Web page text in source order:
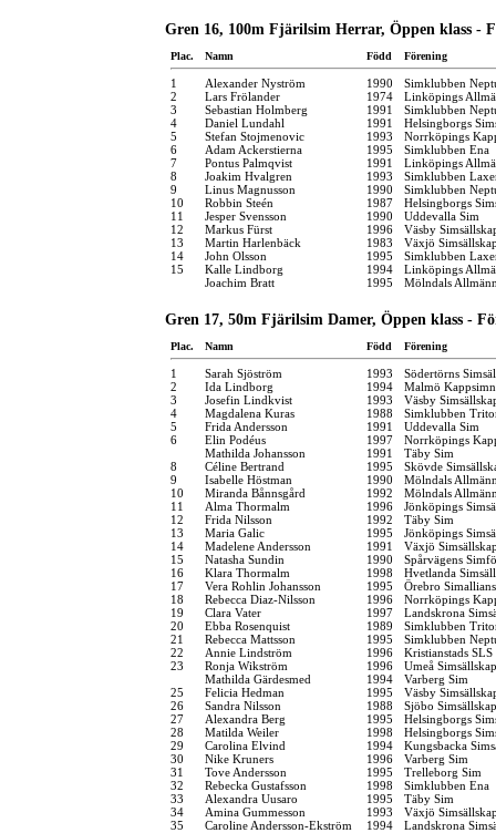
Gren 16, 100m Fjärilsim Herrar, Öppen klass -
Plac. Namn Född Förening
1 Alexander Nyström 1990
Simklubben
2
Lars Frölander 1974
Linköpings
3
Sebastian Holmberg 1991
Simklubben
4
Daniel Lundahl 1991
Helsingborgs
5
Stefan Stojmenovic 1993
Norrköpings
6
Adam Ackerstierna 1995
Simklubben Ena
7
Pontus Palmqvist 1991
Linköpings
8
Joakim Hvalgren 1993
Simklubben
9
Linus Magnusson 1990
Simklubben
10
Robbin Steén 1987
Helsingborgs
11
Jesper Svensson 1990
Uddevalla Sim
12
Markus Fürst 1996
Väsby
13
Martin Harlenbäck 1983
Växjö
14
John Olsson 1995
Simklubben
15
Kalle Lindborg 1994
Linköpings
Joachim Bratt
1995 Mölndals
Gren 17, 50m Fjärilsim Damer, Öppen klass -
Plac. Namn Född Förening
1 Sarah Sjöström 1993
Södertörns
2
Ida Lindborg 1994
Malmö
3
Josefin Lindkvist 1993
Väsby
4
Magdalena Kuras 1988
Simklubben
5
Frida Andersson 1991
Uddevalla Sim
6
Elin Podéus 1997
Norrköpings
Mathilda Johansson
1991
Täby Sim
8
Céline Bertrand 1995
Skövde
9
Isabelle Höstman 1990
Mölndals
10
Miranda Bånnsgård 1992
Mölndals
11
Alma Thormalm 1996
Jönköpings
12
Frida Nilsson 1992
Täby Sim
13
Maria Galic 1995
Jönköpings
14
Madelene Andersson 1991
Växjö
15
Natasha Sundin 1990
Spårvägens
16
Klara Thormalm 1998
Hvetlanda
17
Vera Rohlin Johansson 1995
Örebro Simallians
18
Rebecca Diaz-Nilsson 1996
Norrköpings
19
Clara Vater 1997
Landskrona
20
Ebba Rosenquist 1989
Simklubben
21
Rebecca Mattsson 1995
Simklubben
22
Annie Lindström 1996
Kristianstads SLS
23
Ronja Wikström 1996
Umeå Simsällskap
Mathilda Gärdesmed
1994
Varberg Sim
25
Felicia Hedman 1995
Väsby
26
Sandra Nilsson 1988
Sjöbo Simsällskap
27
Alexandra Berg 1995
Helsingborgs
28
Matilda Weiler 1998
Helsingborgs
29
Carolina Elvind 1994
Kungsbacka
30
Nike Kruners 1996
Varberg Sim
31
Tove Andersson 1995
Trelleborg Sim
32
Rebecka Gustafsson 1998
Simklubben Ena
33
Alexandra Uusaro 1995
Täby Sim
34
Amina Gummesson 1993
Växjö
35
Caroline Andersson-Ekström 1994 Landskrona